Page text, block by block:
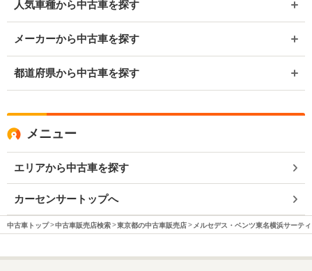
人気車種から中古車を探す
メーカーから中古車を探す
都道府県から中古車を探す
メニュー
エリアから中古車を探す
カーセンサートップへ
中古車トップ 中古車販売店検索 東京都の中古車販売店 メルセデス・ベンツ東名横浜サーテ